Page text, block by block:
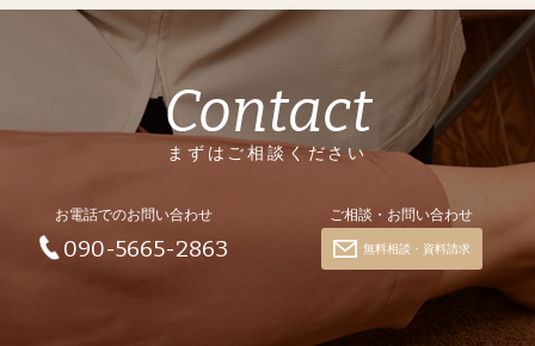
Contact
まずはご相談ください
お電話でのお問い合わせ
090-5665-2863
ご相談・お問い合わせ
無料相談・資料請求